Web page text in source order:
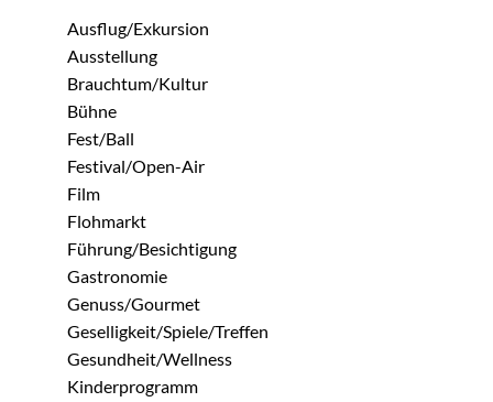
Ausflug/Exkursion
Ausstellung
Brauchtum/Kultur
Bühne
Fest/Ball
Festival/Open-Air
Film
Flohmarkt
Führung/Besichtigung
Gastronomie
Genuss/Gourmet
Geselligkeit/Spiele/Treffen
Gesundheit/Wellness
Kinderprogramm